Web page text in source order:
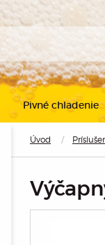
Úvod
Pivné chladenie